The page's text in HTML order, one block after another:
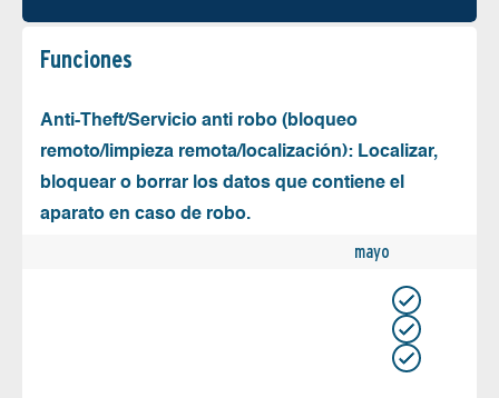
Funciones
Anti-Theft/Servicio anti robo (bloqueo
remoto/limpieza remota/localización): Localizar,
bloquear o borrar los datos que contiene el
aparato en caso de robo.
mayo